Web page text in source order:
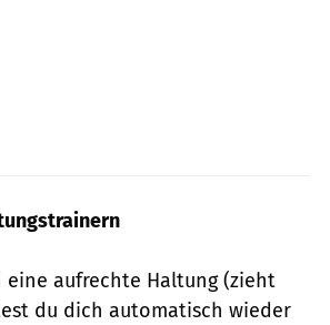
eine aufrechte Haltung (zieht
du dich automatisch wieder